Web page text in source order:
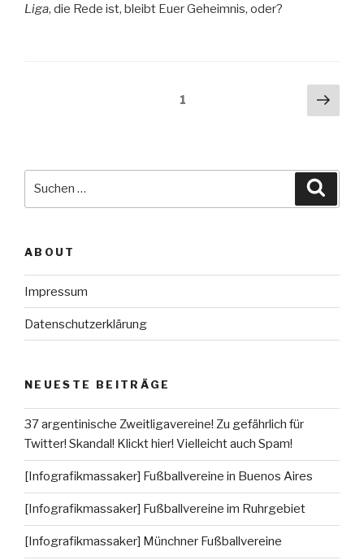
Liga, die Rede ist, bleibt Euer Geheimnis, oder?
1
ABOUT
Impressum
Datenschutzerklärung
NEUESTE BEITRÄGE
37 argentinische Zweitligavereine! Zu gefährlich für
Twitter! Skandal! Klickt hier! Vielleicht auch Spam!
[Infografikmassaker] Fußballvereine in Buenos Aires
[Infografikmassaker] Fußballvereine im Ruhrgebiet
[Infografikmassaker] Münchner Fußballvereine